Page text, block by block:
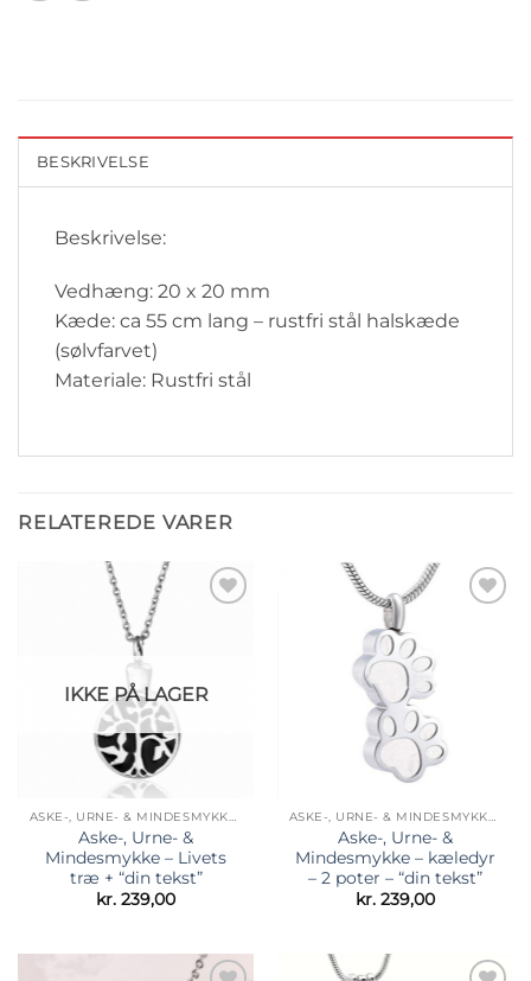
BESKRIVELSE
Beskrivelse:
Vedhæng: 20 x 20 mm
Kæde: ca 55 cm lang – rustfri stål halskæde
(sølvfarvet)
Materiale: Rustfri stål
RELATEREDE VARER
IKKE PÅ LAGER
ASKE-, URNE- & MINDESMYKKER
Aske-, Urne- &
Mindesmykke – Livets
træ + “din tekst”
kr. 239,00
ASKE-, URNE- & MINDESMYKKER
Aske-, Urne- &
Mindesmykke – kæledyr
– 2 poter – “din tekst”
kr. 239,00